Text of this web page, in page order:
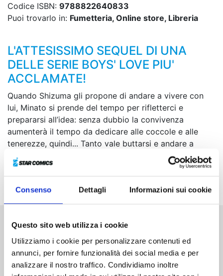
Consenso Dettagli Informazioni sui cookie
Questo sito web utilizza i cookie
Utilizziamo i cookie per personalizzare contenuti ed
annunci, per fornire funzionalità dei social media e per
analizzare il nostro traffico. Condividiamo inoltre
Codice ISBN: 9788822640833
Puoi trovarlo in: Fumetteria, Online store, Libreria
L'ATTESISSIMO SEQUEL DI UNA
DELLE SERIE BOYS' LOVE PIU'
ACCLAMATE!
Quando Shizuma gli propone di andare a vivere con
lui, Minato si prende del tempo per rifletterci e
prepararsi all’idea: senza dubbio la convivenza
aumenterà il tempo da dedicare alle coccole e alle
tenerezze, quindi... Tanto vale buttarsi e andare a
vedere un appartamento insieme, no?! La vita di
coppia di Minato e Shizuma continua, ed è ormai
tempo di fare il grande passo!
Altri volumi della serie